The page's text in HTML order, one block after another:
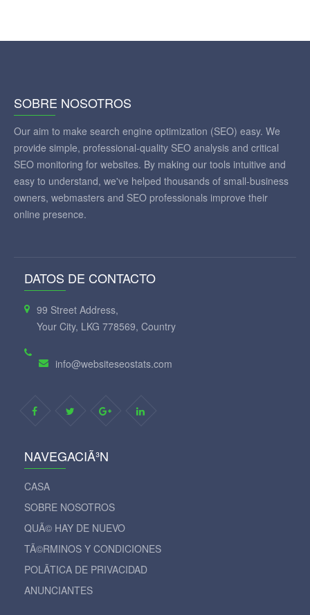
SOBRE NOSOTROS
Our aim to make search engine optimization (SEO) easy. We
provide simple, professional-quality SEO analysis and critical
SEO monitoring for websites. By making our tools intuitive and
easy to understand, we've helped thousands of small-business
owners, webmasters and SEO professionals improve their
online presence.
DATOS DE CONTACTO
99 Street Address,
Your City, LKG 778569, Country
info@websiteseostats.com
NAVEGACIÃ³N
CASA
SOBRE NOSOTROS
QUÃ© HAY DE NUEVO
TÃ©RMINOS Y CONDICIONES
POLÃ­TICA DE PRIVACIDAD
ANUNCIANTES